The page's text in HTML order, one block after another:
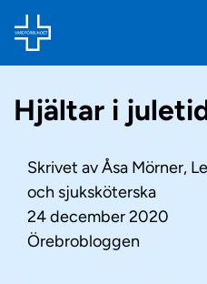
Hjältar i
Skrivet avÅsa Mörner,
och sjuksköterska
24 december 2020
Örebrobloggen